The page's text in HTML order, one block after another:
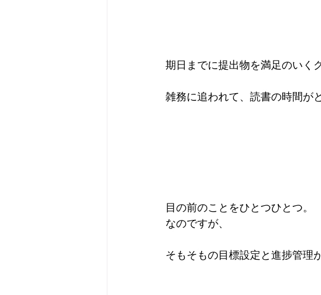
期日までに提出物を満足のいく
雑務に追われて、読書の時間が
目の前のことをひとつひとつ。
なのですが、
そもそもの目標設定と進捗管理